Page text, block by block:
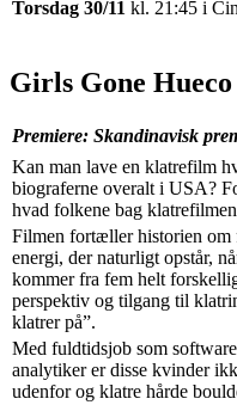
Torsdag 30/11 kl. 21:45 i
Girls Gone Hueco
Premiere: Skandinavisk
Kan man lave en klatrefilm
biograferne overalt i USA?
hvad folkene bag
Filmen fortæller historien om
energi, der naturligt opstår,
kommer fra fem helt
perspektiv og tilgang til
klatrer på”.
Med fuldtidsjob som
analytiker er disse kvinder
udenfor og klatre hårde